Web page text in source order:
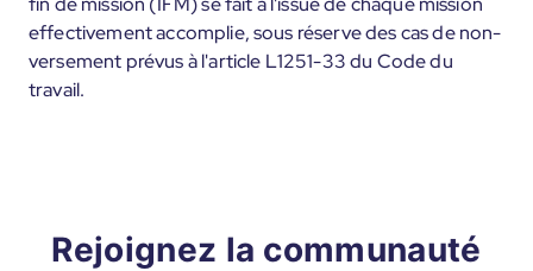
effectivement accomplie, sous réserve des cas de non-
versement prévus à l'article L1251-33 du Code du
travail.
Rejoignez la communauté